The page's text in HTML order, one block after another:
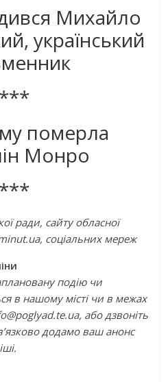
Михайло
український
***
померла
Монро
***
ради, сайту обласної
соціальних мереж
подію чи
в нашому місті чи в межах
або дзвоніть
додамо ваш анонс